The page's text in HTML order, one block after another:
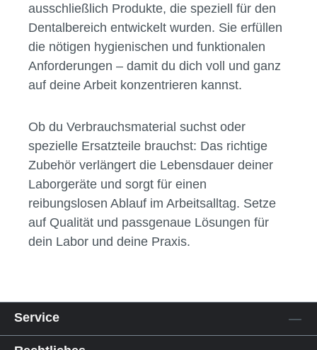
ausschließlich Produkte, die speziell für den
Dentalbereich entwickelt wurden. Sie erfüllen
die nötigen hygienischen und funktionalen
Anforderungen – damit du dich voll und ganz
auf deine Arbeit konzentrieren kannst.
Ob du Verbrauchsmaterial suchst oder
spezielle Ersatzteile brauchst: Das richtige
Zubehör verlängert die Lebensdauer deiner
Laborgeräte und sorgt für einen
reibungslosen Ablauf im Arbeitsalltag. Setze
auf Qualität und passgenaue Lösungen für
dein Labor und deine Praxis.
Service